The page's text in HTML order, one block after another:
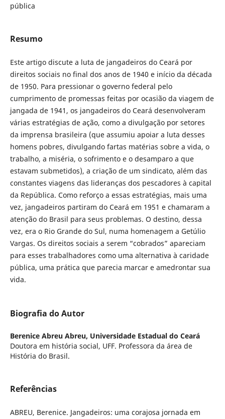
pública
Resumo
Este artigo discute a luta de jangadeiros do Ceará por
direitos sociais no final dos anos de 1940 e início da década
de 1950. Para pressionar o governo federal pelo
cumprimento de promessas feitas por ocasião da viagem de
jangada de 1941, os jangadeiros do Ceará desenvolveram
várias estratégias de ação, como a divulgação por setores
da imprensa brasileira (que assumiu apoiar a luta desses
homens pobres, divulgando fartas matérias sobre a vida, o
trabalho, a miséria, o sofrimento e o desamparo a que
estavam submetidos), a criação de um sindicato, além das
constantes viagens das lideranças dos pescadores à capital
da República. Como reforço a essas estratégias, mais uma
vez, jangadeiros partiram do Ceará em 1951 e chamaram a
atenção do Brasil para seus problemas. O destino, dessa
vez, era o Rio Grande do Sul, numa homenagem a Getúlio
Vargas. Os direitos sociais a serem “cobrados” apareciam
para esses trabalhadores como uma alternativa à caridade
pública, uma prática que parecia marcar e amedrontar sua
vida.
Biografia do Autor
Berenice Abreu Abreu, Universidade Estadual do Ceará
Doutora em história social, UFF. Professora da área de
História do Brasil.
Referências
ABREU, Berenice. Jangadeiros: uma corajosa jornada em